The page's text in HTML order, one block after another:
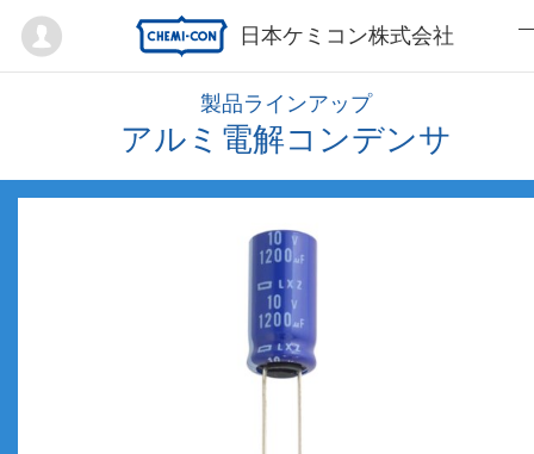
日本ケミコン株式会社
Mypage
製品ラインアップ
アルミ電解コンデンサ